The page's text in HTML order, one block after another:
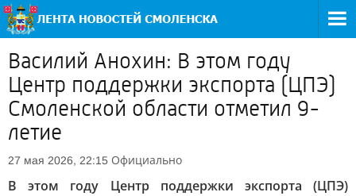
Василий Анохин: В этом году
Центр поддержки экспорта (ЦПЭ)
Смоленской области отметил 9-
летие
27 мая 2026, 22:15 Официально
В этом году Центр поддержки экспорта (ЦПЭ)